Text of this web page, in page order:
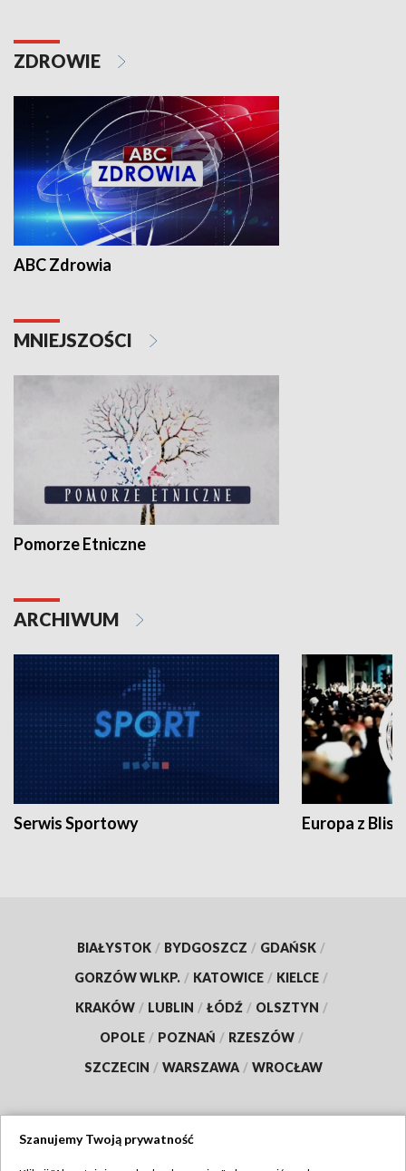
ZDROWIE
ABC Zdrowia
MNIEJSZOŚCI
Pomorze Etniczne
ARCHIWUM
Serwis Sportowy Europa z
BIAŁYSTOK / BYDGOSZCZ / GDAŃSK /
GORZÓW WLKP. / KATOWICE / KIELCE /
KRAKÓW / LUBLIN / ŁÓDŹ / OLSZTYN /
OPOLE / POZNAŃ / RZESZÓW /
SZCZECIN / WARSZAWA / WROCŁAW
Szanujemy Twoją prywatność